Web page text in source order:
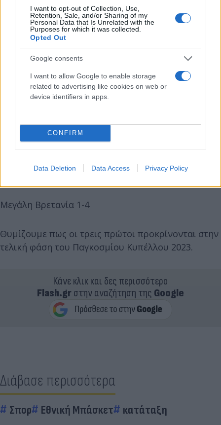
I want to opt-out of Collection, Use,
Retention, Sale, and/or Sharing of my
Personal Data that Is Unrelated with the
Purposes for which it was collected.
Opted Out
Google consents
I want to allow Google to enable storage
related to advertising like cookies on web or
device identifiers in apps.
CONFIRM
Data Deletion Data Access Privacy Policy
Λετονία 4-1
Ελλάδα 3-2
Σερβία 2-3
Μεγάλη Βρετανία 1-4
Θυμίζουμε πως οι τρεις πρώτοι προκρίνονται στην
τελική φάση του Παγκοσμίου Κυπέλλου 2023.
Κάνε κλικ και δες περισσότερο
Flash.grστην αναζήτηση της Google
Διάβασε περισσότερα
Σπορ Εθνική Μπάσκετ κατάταξη